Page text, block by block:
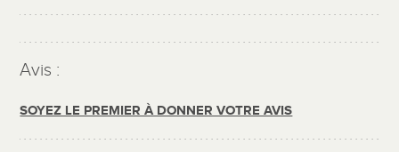
Avis :
SOYEZ LE PREMIER À DONNER VOTRE AVIS